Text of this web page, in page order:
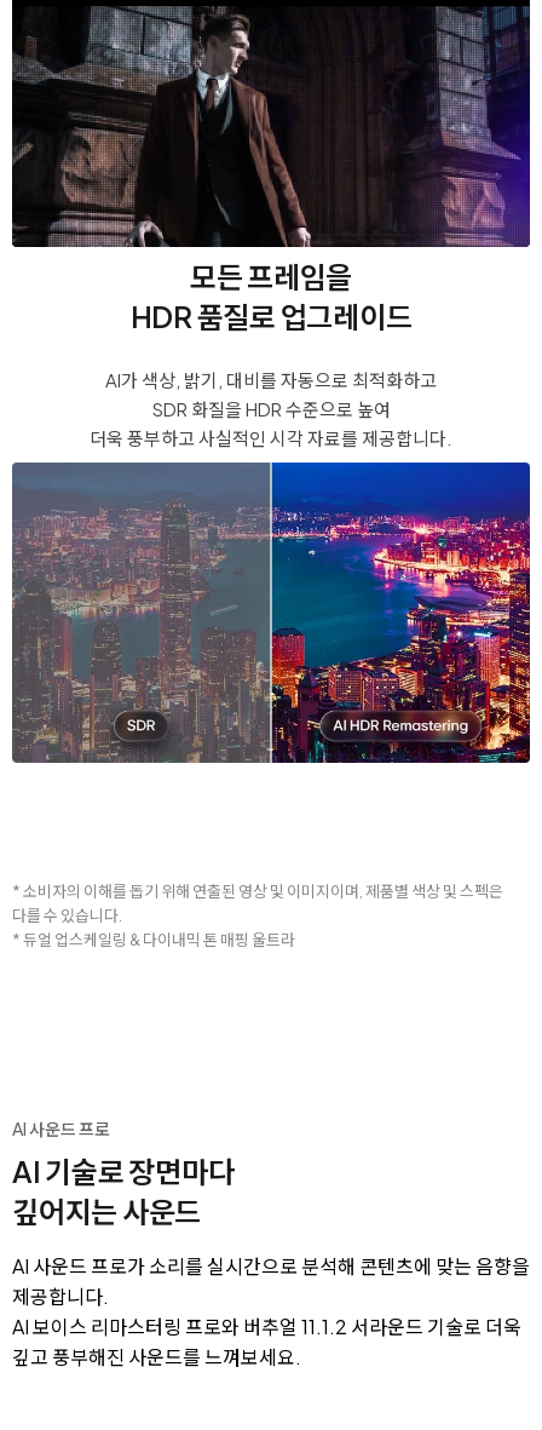
모든 프레임을
HDR 품질로 업그레이드
AI가 색상, 밝기, 대비를 자동으로 최적화하고
SDR 화질을 HDR 수준으로 높여
더욱 풍부하고 사실적인 시각 자료를 제공합니다.
* 소비자의 이해를 돕기 위해 연출된 영상 및 이미지이며, 제품별 색상 및 스펙은
다를 수 있습니다.
* 듀얼 업스케일링 & 다이내믹 톤 매핑 울트라
AI 사운드 프로
AI 기술로 장면마다
깊어지는 사운드
AI 사운드 프로가 소리를 실시간으로 분석해 콘텐츠에 맞는 음향을
제공합니다.
AI 보이스 리마스터링 프로와 버추얼 11.1.2 서라운드 기술로 더욱
깊고 풍부해진 사운드를 느껴보세요.